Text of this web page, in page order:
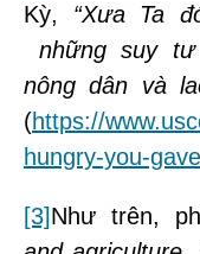
Kỳ, “Xưa Ta
những suy
nông dân và
(https://
hungry-you-
[3]Như trên,